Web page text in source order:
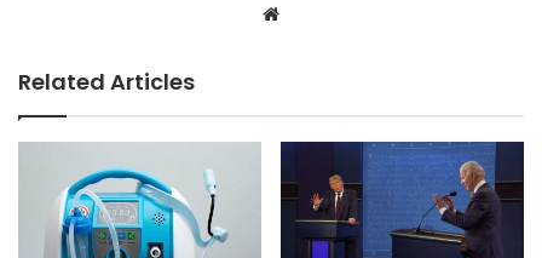
Website
Related Articles